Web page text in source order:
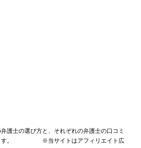
護士の選び方と、それぞれの弁護士の口コミ
ます。 ※当サイトはアフィリエイト広